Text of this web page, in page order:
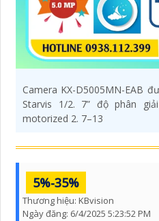
Camera KX-D5005MN-EAB
Starvis 1/2. 7” độ phân
motorized 2. 7–13
5%-35%
Thương hiệu: KBvision
Ngày đăng: 6/4/2025 5:23:52 PM